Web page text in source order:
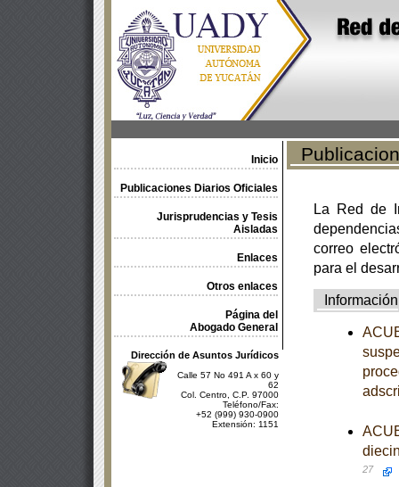
Inicio
Publicaciones Diarios Oficiales
Jurisprudencias y Tesis
Aisladas
Enlaces
Otros enlaces
Página del
Abogado General
Dirección de Asuntos Jurídicos
Calle 57 No 491 A x 60 y
62
Col. Centro, C.P. 97000
Teléfono/Fax:
+52 (999) 930-0900
Extensión: 1151
La Red de
correo
para el
Información
27